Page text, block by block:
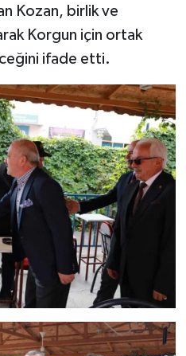
Kozan, birlik ve
Korgun için ortak
ifade etti.